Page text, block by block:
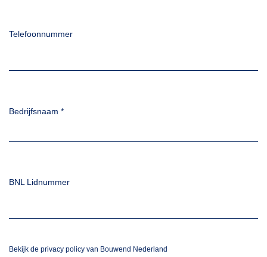
Telefoonnummer
Bedrijfsnaam *
BNL Lidnummer
Bekijk de privacy policy van Bouwend Nederland